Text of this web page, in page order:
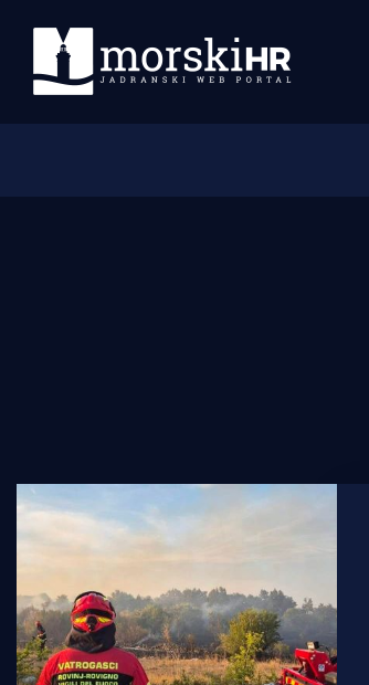
Turizam i nautika
Pomorstvo
Ekologija
Tradicija i kultura